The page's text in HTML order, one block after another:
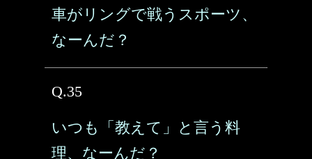
車がリングで戦うスポーツ、
なーんだ？
Q.35
いつも「教えて」と言う料
理、なーんだ？